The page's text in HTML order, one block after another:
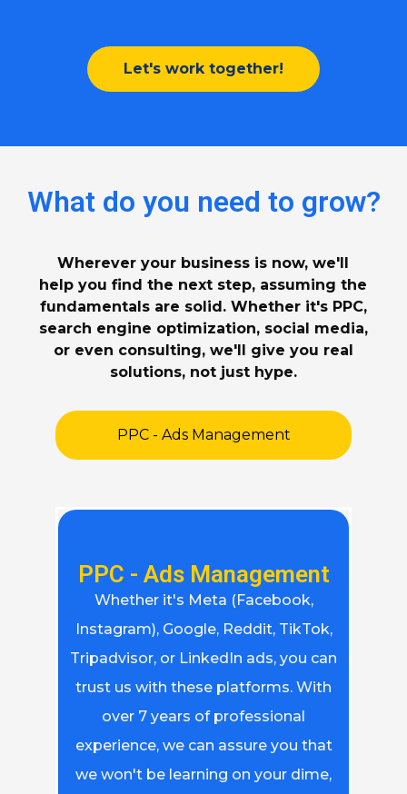
Let's work together!
What do you need to grow?
Wherever your business is now, we'll
help you find the next step, assuming the
fundamentals are solid. Whether it's PPC,
search engine optimization, social media,
or even consulting, we'll give you real
solutions, not just hype.
PPC - Ads Management
PPC - Ads Management
Whether it's Meta (Facebook,
Instagram), Google, Reddit, TikTok,
Tripadvisor, or LinkedIn ads, you can
trust us with these platforms. With
over 7 years of professional
experience, we can assure you that
we won't be learning on your dime,